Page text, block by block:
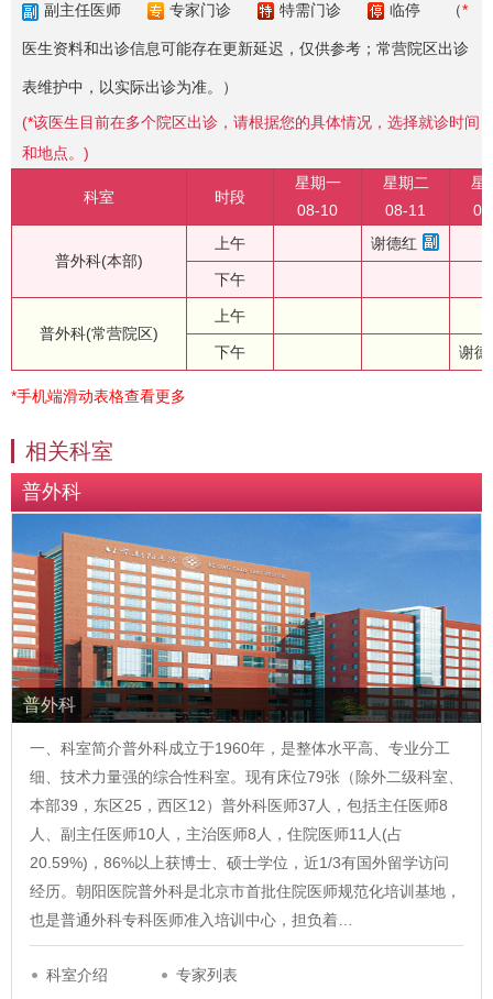
副主任医师 专家门诊 特需门诊 临停 （*
医生资料和出诊信息可能存在更新延迟，仅供参考；常营院区出诊
表维护中，以实际出诊为准。）
(*该医生目前在多个院区出诊，请根据您的具体情况，选择就诊时间
和地点。)
科室 时段
星期一
08-10
星期二
08-11
星
普外科(本部)
上午 谢德红
下午
普外科(常营院区)
上午
下午 谢
*手机端滑动表格查看更多
相关科室
普外科
普外科
一、科室简介普外科成立于1960年，是整体水平高、专业分工
细、技术力量强的综合性科室。现有床位79张（除外二级科室、
本部39，东区25，西区12）普外科医师37人，包括主任医师8
人、副主任医师10人，主治医师8人，住院医师11人(占
20.59%)，86%以上获博士、硕士学位，近1/3有国外留学访问
经历。朝阳医院普外科是北京市首批住院医师规范化培训基地，
也是普通外科专科医师准入培训中心，担负着…
科室介绍 专家列表